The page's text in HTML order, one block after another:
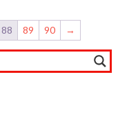
88 89 90 →